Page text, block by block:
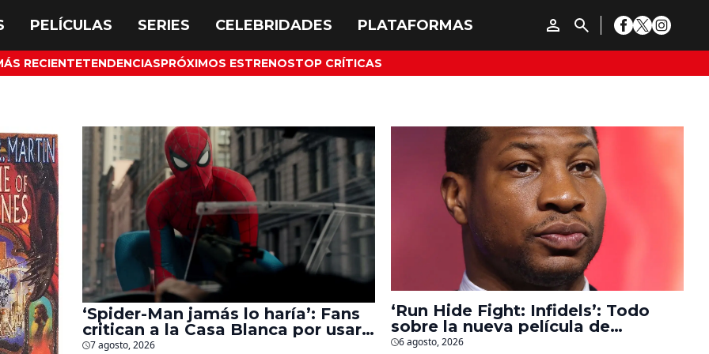
RECIENTETENDENCIASPRÓXIMOS ESTRENOSTOP CRÍTICAS
‘Spider-Man jamás lo haría’: Fans
critican a la Casa Blanca por usar
al héroe para promover
7 agosto, 2026
‘Run Hide Fight: Infidels’: Todo
sobre la nueva película de
Jonathan Majors en la que lucha
6 agosto, 2026